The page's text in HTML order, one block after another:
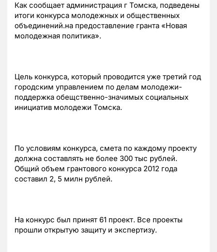
Как сообщает администрация г Томска, подведены
итоги конкурса молодежных и общественных
объединений.на предоставление гранта «Новая
молодежная политика».
Цель конкурса, который проводится уже третий год
городским управлением по делам молодежи-
поддержка обещственно-значимых социальных
инициатив молодежи Томска.
По условиям конкурса, смета по каждому проекту
должна составлять не более 300 тыс рублей.
Общий объем грантового конкурса 2012 года
составил 2, 5 милн рублей.
На конкурс был принят 61 проект. Все проекты
прошли открытую защиту и экспертизу.